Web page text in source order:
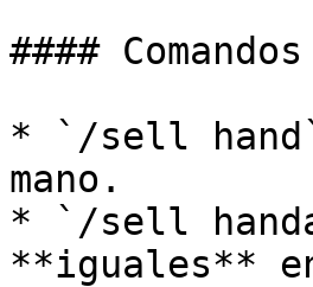
####
* `/sell
mano.
* `/sell
**iguales**